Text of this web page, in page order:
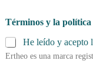
Términos y la
He leído y acepto
Ertheo es una marca